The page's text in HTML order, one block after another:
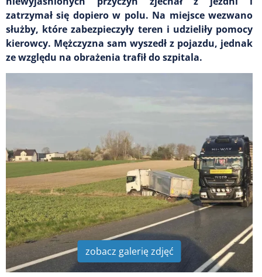
zatrzymał się dopiero w polu. Na miejsce wezwano
służby, które zabezpieczyły teren i udzieliły pomocy
kierowcy. Mężczyzna sam wyszedł z pojazdu, jednak
ze względu na obrażenia trafił do szpitala.
zobacz galerię zdjęć